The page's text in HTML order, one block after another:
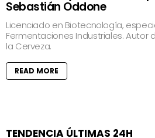
Sebastián Oddone
Licenciado en Biotecnología,
Fermentaciones Industriales. Autor
la Cerveza.
READ MORE
TENDENCIA ÚLTIMAS 24H